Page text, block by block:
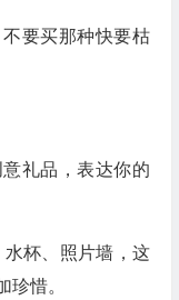
要买那种快要枯
礼品，表达你的
杯、照片墙，这
惜。